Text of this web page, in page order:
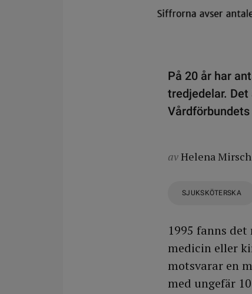
På 20 år har
tredjedelar.
avHelena Mirsch
SJUKSKÖTERSKA
1995 fanns
medicin eller
motsvarar en
med ungefär